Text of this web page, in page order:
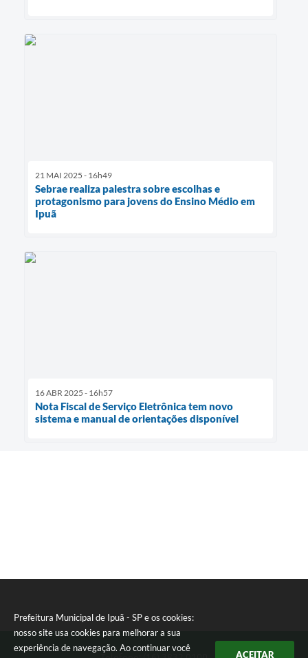
Prefeitura Municipal de Ipuã - SP e os cookies:
nosso site usa cookies para melhorar a sua
experiência de navegação. Ao continuar você
ACEITAR
21 MAI 2025 - 16h49
Sebrae realiza palestra sobre escolhas e
protagonismo para jovens do Ensino Médio em
Ipuã
16 ABR 2025 - 16h57
Nota Fiscal de Serviço Eletrônica tem novo
sistema e manual de orientações disponível